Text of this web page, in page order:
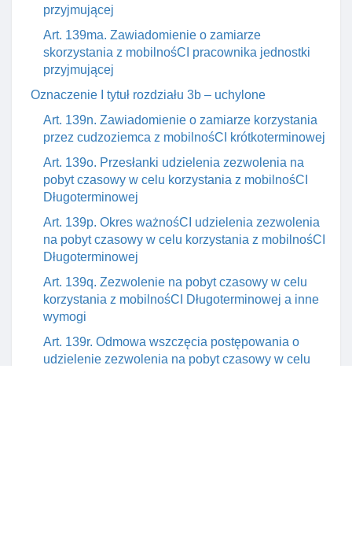
przyjmującej
Art. 139ma. Zawiadomienie o zamiarze
skorzystania z mobilnośCI pracownika jednostki
przyjmującej
Oznaczenie I tytuł rozdziału 3b – uchylone
Art. 139n. Zawiadomienie o zamiarze korzystania
przez cudzoziemca z mobilnośCI krótkoterminowej
Art. 139o. Przesłanki udzielenia zezwolenia na
pobyt czasowy w celu korzystania z mobilnośCI
Długoterminowej
Art. 139p. Okres ważnośCI udzielenia zezwolenia
na pobyt czasowy w celu korzystania z mobilnośCI
Długoterminowej
Art. 139q. Zezwolenie na pobyt czasowy w celu
korzystania z mobilnośCI Długoterminowej a inne
wymogi
Art. 139r. Odmowa wszczęcia postępowania o
udzielenie zezwolenia na pobyt czasowy w celu